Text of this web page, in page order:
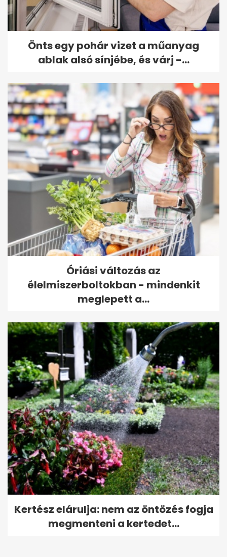
Önts egy pohár vizet a műanyag
ablak alsó sínjébe, és várj -...
Óriási változás az
élelmiszerboltokban - mindenkit
meglepett a...
Kertész elárulja: nem az öntözés fogja
megmenteni a kertedet...